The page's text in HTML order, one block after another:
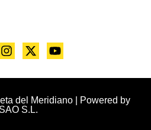
del Meridiano | Powered by
SAO S.L.